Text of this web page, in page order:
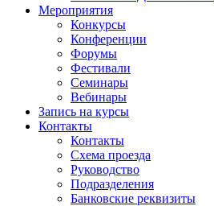
Мероприятия
Конкурсы
Конференции
Форумы
Фестивали
Семинары
Вебинары
Запись на курсы
Контакты
Контакты
Схема проезда
Руководство
Подразделения
Банковские реквизиты